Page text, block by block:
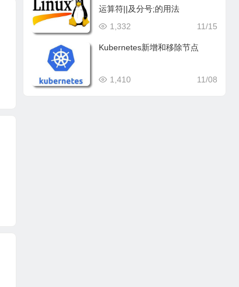
运算符||及分号;的用法
11/15
1,332
Kubernetes新增和移除节点
11/08
1,410